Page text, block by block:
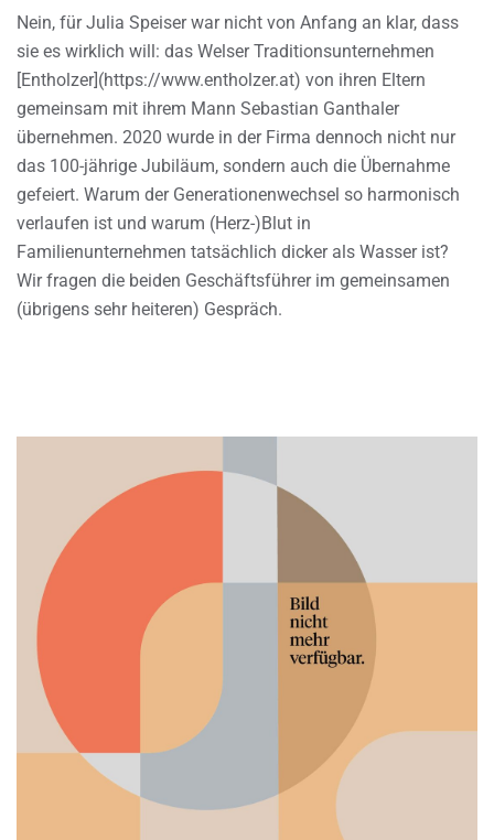
Nein, für Julia Speiser war nicht von Anfang an klar, dass
sie es wirklich will: das Welser Traditionsunternehmen
[Entholzer](https://www.entholzer.at) von ihren Eltern
gemeinsam mit ihrem Mann Sebastian Ganthaler
übernehmen. 2020 wurde in der Firma dennoch nicht nur
das 100-jährige Jubiläum, sondern auch die Übernahme
gefeiert. Warum der Generationenwechsel so harmonisch
verlaufen ist und warum (Herz-)Blut in
Familienunternehmen tatsächlich dicker als Wasser ist?
Wir fragen die beiden Geschäftsführer im gemeinsamen
(übrigens sehr heiteren) Gespräch.